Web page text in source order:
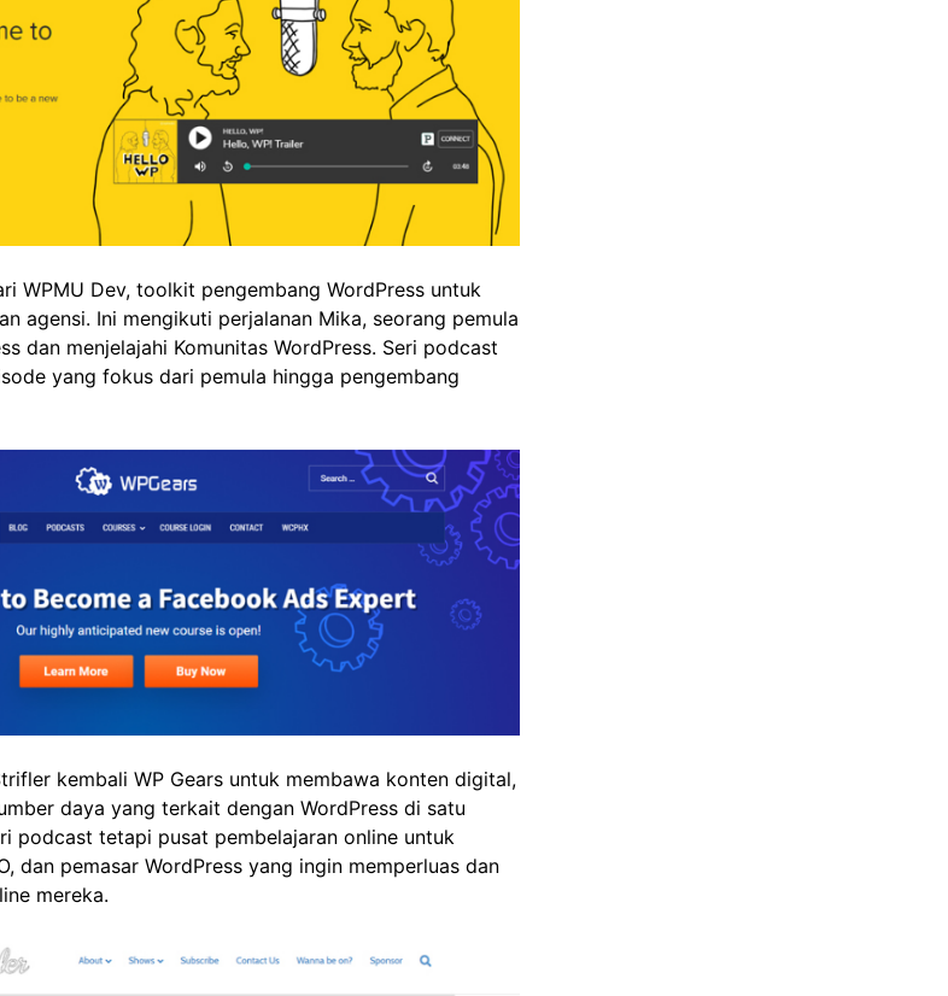
WPMU Dev, toolkit pengembang WordPress untuk
agensi. Ini mengikuti perjalanan Mika, seorang pemula
dan menjelajahi Komunitas WordPress. Seri podcast
yang fokus dari pemula hingga pengembang
kembali WP Gears untuk membawa konten digital,
daya yang terkait dengan WordPress di satu
podcast tetapi pusat pembelajaran online untuk
dan pemasar WordPress yang ingin memperluas dan
mereka.